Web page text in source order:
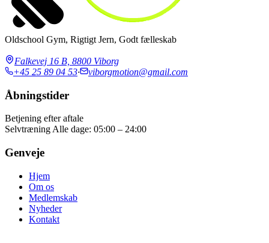
Oldschool Gym, Rigtigt Jern, Godt fælleskab
Falkevej 16 B, 8800 Viborg
+45 25 89 04 53· viborgmotion@gmail.com
Åbningstider
Betjening efter aftale
SelvtræningAlle dage: 05:00 – 24:00
Genveje
Hjem
Om os
Medlemskab
Nyheder
Kontakt